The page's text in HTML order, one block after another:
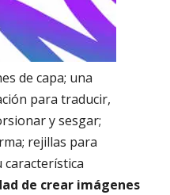
de capa; una
para traducir,
y sesgar;
rejillas para
característica
de crear imágenes